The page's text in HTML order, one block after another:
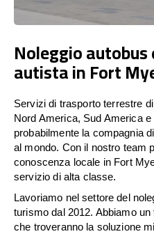
Noleggio autobus
autista in Fort
Servizi di trasporto terrestre
Nord America, Sud America
probabilmente la compagnia
al mondo. Con il nostro team
conoscenza locale in Fort
servizio di alta classe.
Lavoriamo nel settore del
turismo dal 2012. Abbiamo
che troveranno la soluzione